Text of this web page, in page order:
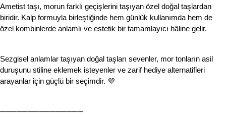
Ametist taşı, morun farklı geçişlerini taşıyan özel doğal taşlardan
biridir. Kalp formuyla birleştiğinde hem günlük kullanımda hem de
özel kombinlerde anlamlı ve estetik bir tamamlayıcı hâline gelir.
Sezgisel anlamlar taşıyan doğal taşları sevenler, mor tonların asil
duruşunu stiline eklemek isteyenler ve zarif hediye alternatifleri
arayanlar için güçlü bir seçimdir. 💜
───────────────